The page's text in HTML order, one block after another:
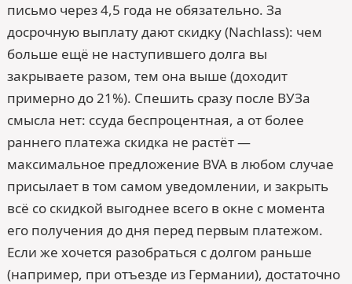
письмо через 4,5 года не обязательно. За
досрочную выплату дают скидку (Nachlass): чем
больше ещё не наступившего долга вы
закрываете разом, тем она выше (доходит
примерно до 21%). Спешить сразу после ВУЗа
смысла нет: ссуда беспроцентная, а от более
раннего платежа скидка не растёт —
максимальное предложение BVA в любом случае
присылает в том самом уведомлении, и закрыть
всё со скидкой выгоднее всего в окне с момента
его получения до дня перед первым платежом.
Если же хочется разобраться с долгом раньше
(например, при отъезде из Германии), достаточно